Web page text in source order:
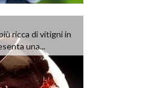
ricca di vitigni in
una...